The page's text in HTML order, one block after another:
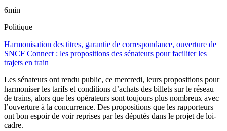
6min
Politique
Harmonisation des titres, garantie de correspondance, ouverture de
SNCF Connect : les propositions des sénateurs pour faciliter les
trajets en train
Les sénateurs ont rendu public, ce mercredi, leurs propositions pour
harmoniser les tarifs et conditions d’achats des billets sur le réseau
de trains, alors que les opérateurs sont toujours plus nombreux avec
l’ouverture à la concurrence. Des propositions que les rapporteurs
ont bon espoir de voir reprises par les députés dans le projet de loi-
cadre.